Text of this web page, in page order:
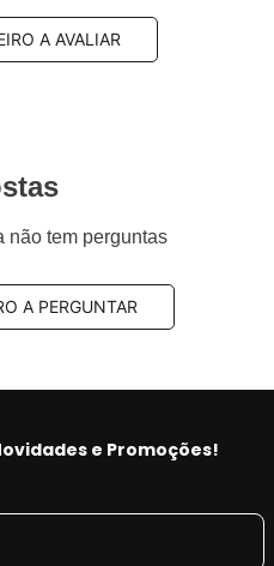
A AVALIAR
não tem perguntas
A PERGUNTAR
e Promoções!